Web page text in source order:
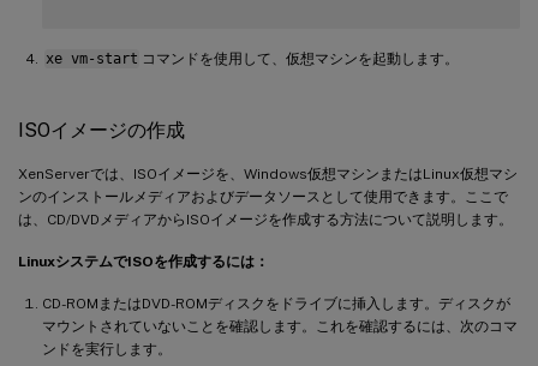
xe vm-start コマンドを使用して、仮想マシンを起動します。
ISOイメージの作成
XenServerでは、ISOイメージを、Windows仮想マシンまたはLinux仮想マシ
ンのインストールメディアおよびデータソースとして使用できます。ここで
は、CD/DVDメディアからISOイメージを作成する方法について説明します。
LinuxシステムでISOを作成するには：
CD-ROMまたはDVD-ROMディスクをドライブに挿入します。ディスクが
マウントされていないことを確認します。これを確認するには、次のコマ
ンドを実行します。